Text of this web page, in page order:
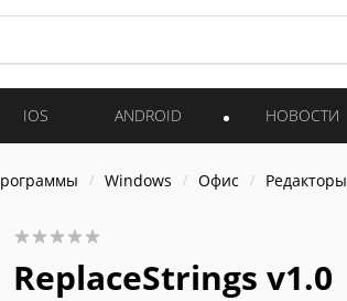
IOS ANDROID НОВОСТИ
Windows Офис Редакторы
ReplaceStrings v1.0